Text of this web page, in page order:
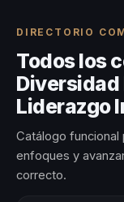
DIRECTORIO
Todos los
Diversidad
Liderazgo
Catálogo
enfoques y
correcto.